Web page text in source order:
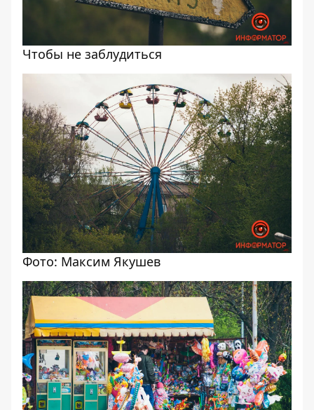
Чтобы не заблудиться
Фото: Максим Якушев